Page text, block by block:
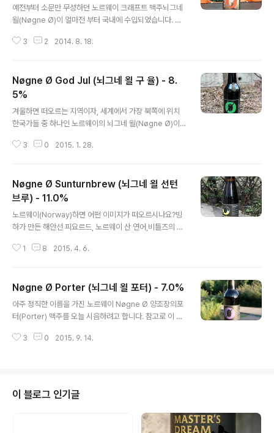
예전부터 소문만 무성하던 노르웨이 크래프트 맥주뇌그네
욀(Nøgne Ø)이 얼마전 부터 국내에 수입되었습니다. 뇌
의 맥주 전체 라인업이 들어오지는 않았습니다만,무난한
으로는 알코올 도수 4.5%의 무난한 페일 에일이지만매우
흥미로운 스토리를 가진 제품으로, 특히 홈브루어들에겐한
번씩은 꿈꿔보았던 상상을 실현시킨 제품이라고 보여집니
다. - 블로그에 리뷰된 Nøgne Ø 의 맥주 -Nøgne Ø Ind
ia Saison (뇌그네 욀 인디아 세종) - 7.5% - 2012.10.0
3 페일 에일(Pale Ale) 스타일의 주인공은 홉(Ho..
3 2 2014. 8. 18.
Nøgne Ø God Jul (뇌그네 욀 구 율) - 8.
5%
겨울하면 떠오르는 지역이자, 세계에서 가장 북쪽에 위치
한국가들 중 하나인 노르웨이의 뇌그네 욀(Nøgne Ø)이
때에 맞춰서 나오는 제품으로 노르웨이어로 God Jul = M
주의 이상에 가깝게 만든 제품이 '구 율' 이라고 합니다. -
블로그에 리뷰된 뇌그네 욀(Nøgne Ø)의 맥주들 -Nøgn
e Ø India Saison (뇌그네 욀 인디아 세종) - 7.5% - 20
12.10.03Nøgne Ø Global Pale Ale (뇌그네 욀 글로
벌 페일 에일) - 4.5% - 2014.08.18 하지만 뇌그네 홈페
이지에서도 ..
3 0 2015. 1. 28.
Nøgne Ø Sunturnbrew (뇌그네 욀 선턴
브루) - 11.0%
노르웨이(Norway)하면 어떤 이미지가 떠오르시나요?빙
하가 만든 해안선 피요르드, 노르웨이 산 연어,비틀즈의 노
웨이가 북반부 유럽에서도 북쪽에 있으니항상 눈이 쌓여였
서는 그들에게는 길고 지겨울겨울을 맞이하여 특별한 계졀
맥주들을 여럿 만드는데, 그것들 가운데서 가장 유명하다
고 할 수 있는 제품이오늘 시음하려고하는 선턴브루(Sunt
Ø) 양조장의 맥주들 -Nøgne Ø India Saison (뇌그네
1 8 2015. 4. 6.
Nøgne Ø Porter (뇌그네 욀 포터) - 7.0%
아주 정직한 이름을 가진 노르웨이 Nøgne Ø 양조장의포
터(Porter) 맥주를 오늘 시음하려고 합니다. 참고로 이 맥
에서 Robust Porter 부문에서Silver Medal 을 차지한
맥주에서 수상을 했다는 것은이 양조장이 상당히 탄탄한
기본기를 가졌다는 입증입니다. - 블로그에 리뷰된 Nøgn
e Ø 양조장의 맥주들 -Nøgne Ø India Saison (뇌그네
욀 인디아 세종) - 7.5% - 2012.10.03Nøgne Ø Glob
3 0 2015. 9. 14.
이 블로그 인기글